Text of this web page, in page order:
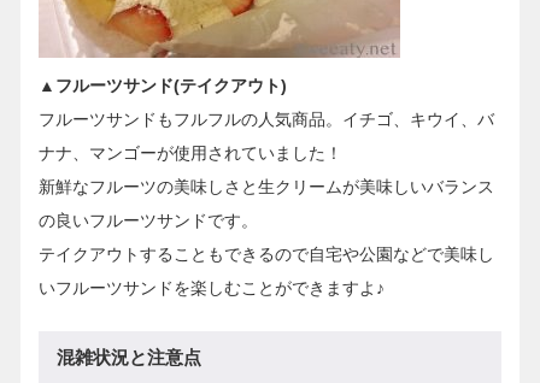
▲フルーツサンド(テイクアウト)
フルーツサンドもフルフルの人気商品。イチゴ、キウイ、バ
ナナ、マンゴーが使用されていました！
新鮮なフルーツの美味しさと生クリームが美味しいバランス
の良いフルーツサンドです。
テイクアウトすることもできるので自宅や公園などで美味し
いフルーツサンドを楽しむことができますよ♪
混雑状況と注意点